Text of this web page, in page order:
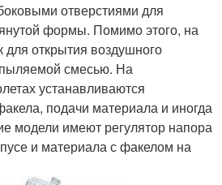
отверстиями для
формы. Помимо этого, на
для открытия воздушного
смесью. На
устанавливаются
подачи материала и иногда
модели имеют регулятор напора
и материала с факелом на